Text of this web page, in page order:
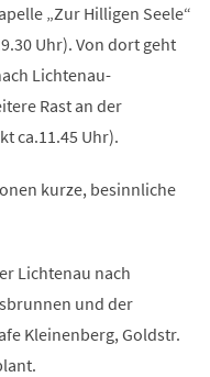
„Zur Hilligen Seele“
Uhr). Von dort geht
Lichtenau-
Rast an der
ca.11.45 Uhr).
kurze, besinnliche
Lichtenau nach
und der
Kleinenberg, Goldstr.